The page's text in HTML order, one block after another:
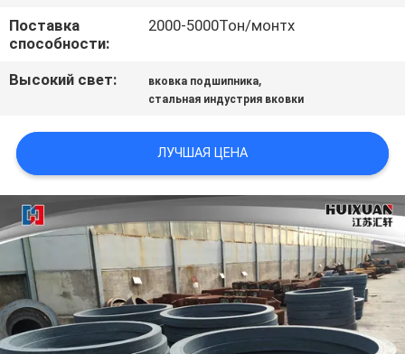
Поставка
способности:
2000-5000Тон/монтх
Высокий свет: вковка подшипника,
стальная индустрия вковки
ЛУЧШАЯ ЦЕНА